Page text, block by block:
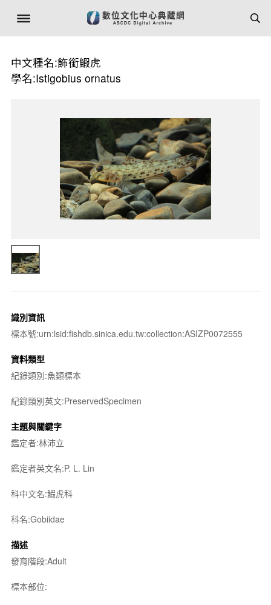
中文種名:飾銜鰕虎
學名:Istigobius ornatus
識別資訊
標本號:urn:lsid:fishdb.sinica.edu.tw:collection:ASIZP0072555
資料類型
紀錄類別:魚類標本
紀錄類別英文:PreservedSpecimen
主題與關鍵字
鑑定者:林沛立
鑑定者英文名:P. L. Lin
科中文名:鰕虎科
科名:Gobiidae
描述
發育階段:Adult
標本部位: